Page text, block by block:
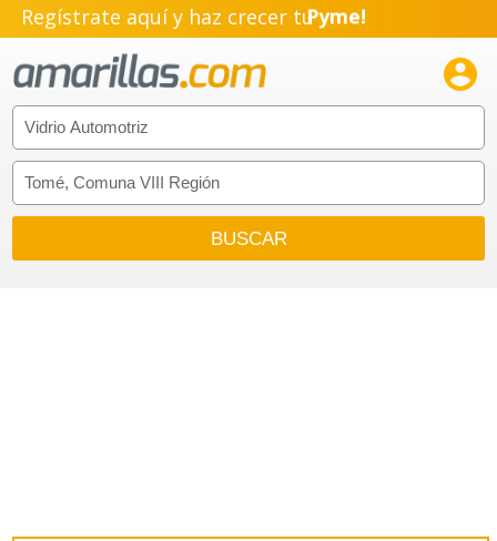
Regístrate aquí y haz crecer tuPyme!
Emprendimiento!
